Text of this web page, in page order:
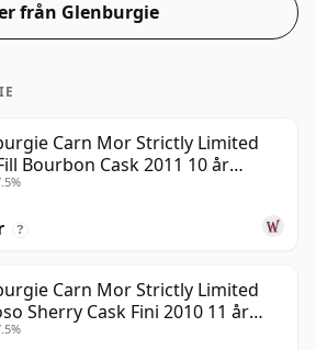
från Glenburgie
Carn Mor Strictly Limited
Bourbon Cask 2011 10 år
?
Carn Mor Strictly Limited
Sherry Cask Fini 2010 11 år